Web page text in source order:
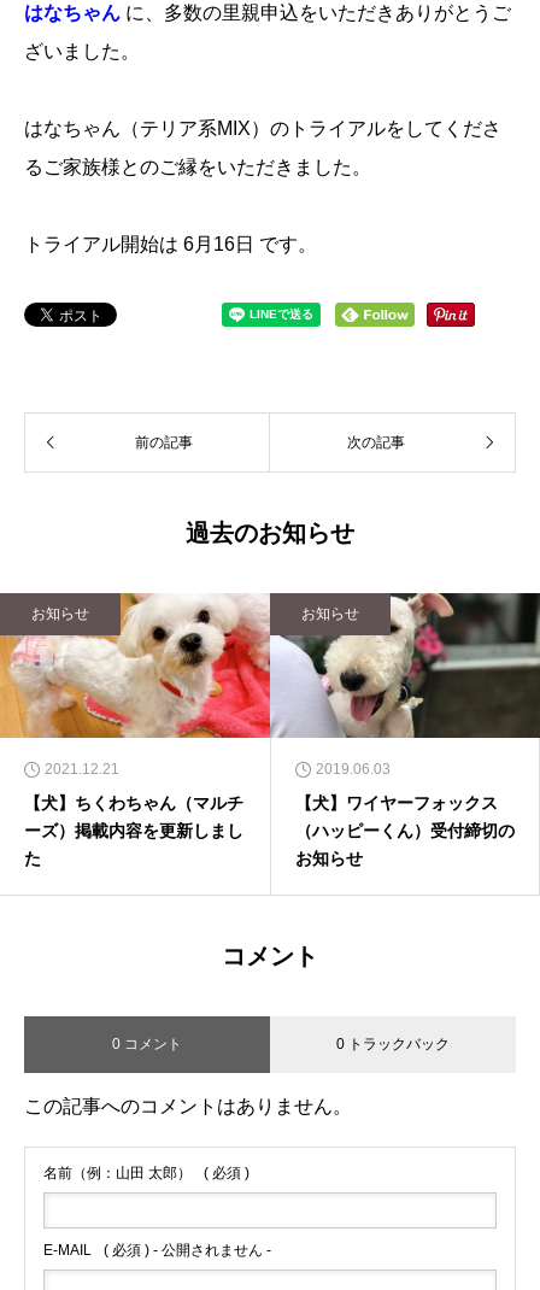
はなちゃん に、多数の里親申込をいただきありがとうご
ざいました。
はなちゃん（テリア系MIX）のトライアルをしてくださ
るご家族様とのご縁をいただきました。
トライアル開始は 6月16日 です。
前の記事 次の記事
過去のお知らせ
お知らせ
2021.12.21
【犬】ちくわちゃん（マルチ
ーズ）掲載内容を更新しまし
た
お知らせ
2019.06.03
【犬】ワイヤーフォックス
（ハッピーくん）受付締切の
お知らせ
コメント
0 コメント 0 トラックバック
この記事へのコメントはありません。
名前（例：山田 太郎） ( 必須 )
E-MAIL ( 必須 ) - 公開されません -